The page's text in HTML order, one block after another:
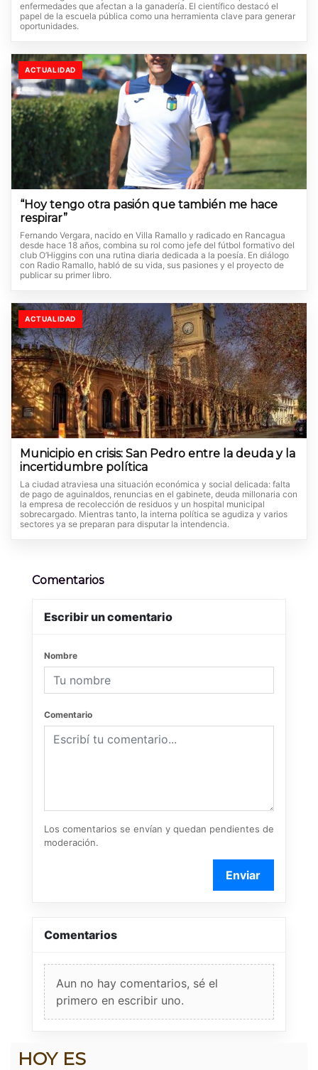
enfermedades que afectan a la ganadería. El científico destacó el
papel de la escuela pública como una herramienta clave para generar
oportunidades.
ACTUALIDAD
“Hoy tengo otra pasión que también me hace
respirar”
Fernando Vergara, nacido en Villa Ramallo y radicado en Rancagua
desde hace 18 años, combina su rol como jefe del fútbol formativo del
club O’Higgins con una rutina diaria dedicada a la poesía. En diálogo
con Radio Ramallo, habló de su vida, sus pasiones y el proyecto de
publicar su primer libro.
ACTUALIDAD
Municipio en crisis: San Pedro entre la deuda y la
incertidumbre política
La ciudad atraviesa una situación económica y social delicada: falta
de pago de aguinaldos, renuncias en el gabinete, deuda millonaria con
la empresa de recolección de residuos y un hospital municipal
sobrecargado. Mientras tanto, la interna política se agudiza y varios
sectores ya se preparan para disputar la intendencia.
Comentarios
Escribir un comentario
Nombre
Comentario
Los comentarios se envían y quedan pendientes de
moderación.
Enviar
Comentarios
Aun no hay comentarios, sé el
primero en escribir uno.
HOY ES